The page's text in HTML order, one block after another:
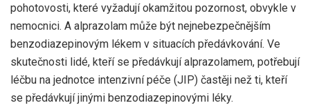
pohotovosti, které vyžadují okamžitou pozornost, obvykle v
nemocnici. A alprazolam může být nejnebezpečnějším
benzodiazepinovým lékem v situacích předávkování. Ve
skutečnosti lidé, kteří se předávkují alprazolamem, potřebují
léčbu na jednotce intenzivní péče (JIP) častěji než ti, kteří
se předávkují jinými benzodiazepinovými léky.